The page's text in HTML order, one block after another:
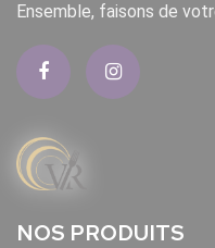
Ensemble, faisons de
NOS PRODUITS